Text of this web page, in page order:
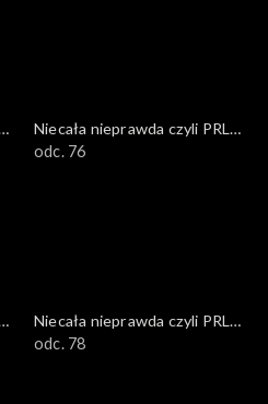
Niecała nieprawda czyli PRL
w DTV
odc. 76
Niecała nieprawda czyli PRL
w DTV
odc. 78